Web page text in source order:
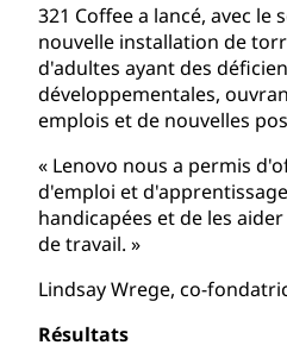
321 Coffee a lancé, avec le
nouvelle installation de
d'adultes ayant des
développementales,
emplois et de nouvelles
« Lenovo nous a permis
d'emploi et
handicapées et de les
de travail. »
Lindsay Wrege, co-
Résultats